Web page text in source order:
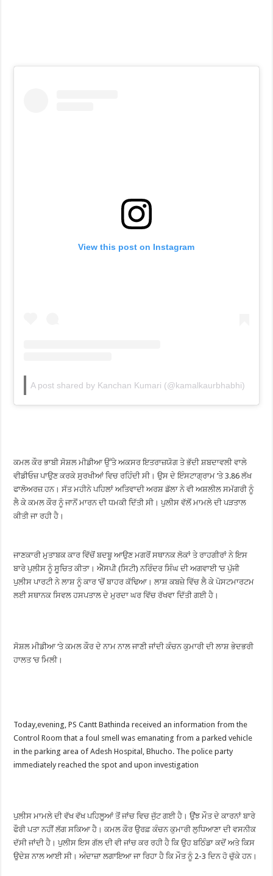
View this post on Instagram
A post shared by Kanchan Kumari (@kamalkaurbhabhi)
ਕਮਲ ਕੌਰ ਭਾਬੀ ਸੋਸ਼ਲ ਮੀਡੀਆ ਉੱਤੇ ਅਕਸਰ ਇਤਰਾਜ਼ਯੋਗ ਤੇ ਭੱਦੀ ਸ਼ਬਦਾਵਲੀ ਵਾਲੇ
ਵੀਡੀਓਜ਼ ਪਾਉਣ ਕਰਕੇ ਸੁਰਖੀਆਂ ਵਿਚ ਰਹਿੰਦੀ ਸੀ। ਉਸ ਦੇ ਇੰਸਟਾਗ੍ਰਾਮ ’ਤੇ 3.86 ਲੱਖ
ਫਾਲੋਅਰਜ਼ ਹਨ। ਸੱਤ ਮਹੀਨੇ ਪਹਿਲਾਂ ਅਤਿਵਾਦੀ ਅਰਸ਼ ਡੱਲਾ ਨੇ ਵੀ ਅਸ਼ਲੀਲ ਸਮੱਗਰੀ ਨੂੰ
ਲੈ ਕੇ ਕਮਲ ਕੌਰ ਨੂੰ ਜਾਨੋਂ ਮਾਰਨ ਦੀ ਧਮਕੀ ਦਿੱਤੀ ਸੀ। ਪੁਲੀਸ ਵੱਲੋਂ ਮਾਮਲੇ ਦੀ ਪੜਤਾਲ
ਕੀਤੀ ਜਾ ਰਹੀ ਹੈ।
ਜਾਣਕਾਰੀ ਮੁਤਾਬਕ ਕਾਰ ਵਿੱਚੋਂ ਬਦਬੂ ਆਉਣ ਮਗਰੋਂ ਸਥਾਨਕ ਲੋਕਾਂ ਤੇ ਰਾਹਗੀਰਾਂ ਨੇ ਇਸ
ਬਾਰੇ ਪੁਲੀਸ ਨੂੰ ਸੂਚਿਤ ਕੀਤਾ। ਐੱਸਪੀ (ਸਿਟੀ) ਨਰਿੰਦਰ ਸਿੰਘ ਦੀ ਅਗਵਾਈ ’ਚ ਪੁੱਜੀ
ਪੁਲੀਸ ਪਾਰਟੀ ਨੇ ਲਾਸ਼ ਨੂੰ ਕਾਰ ’ਚੋਂ ਬਾਹਰ ਕੱਢਿਆ। ਲਾਸ਼ ਕਬਜ਼ੇ ਵਿੱਚ ਲੈ ਕੇ ਪੋਸਟਮਾਰਟਮ
ਲਈ ਸਥਾਨਕ ਸਿਵਲ ਹਸਪਤਾਲ ਦੇ ਮੁਰਦਾ ਘਰ ਵਿੱਚ ਰੱਖਵਾ ਦਿੱਤੀ ਗਈ ਹੈ।
ਸੋਸ਼ਲ ਮੀਡੀਆ ‘ਤੇ ਕਮਲ ਕੌਰ ਦੇ ਨਾਮ ਨਾਲ ਜਾਣੀ ਜਾਂਦੀ ਕੰਚਨ ਕੁਮਾਰੀ ਦੀ ਲਾਸ਼ ਭੇਦਭਰੀ
ਹਾਲਤ ‘ਚ ਮਿਲੀ।
Today,evening, PS Cantt Bathinda received an information from the
Control Room that a foul smell was emanating from a parked vehicle
in the parking area of Adesh Hospital, Bhucho. The police party
immediately reached the spot and upon investigation
ਪੁਲੀਸ ਮਾਮਲੇ ਦੀ ਵੱਖ ਵੱਖ ਪਹਿਲੂਆਂ ਤੋਂ ਜਾਂਚ ਵਿਚ ਜੁੱਟ ਗਈ ਹੈ। ਉਂਝ ਮੌਤ ਦੇ ਕਾਰਨਾਂ ਬਾਰੇ
ਫੌਰੀ ਪਤਾ ਨਹੀਂ ਲੱਗ ਸਕਿਆ ਹੈ। ਕਮਲ ਕੌਰ ਉਰਫ਼ ਕੰਚਨ ਕੁਮਾਰੀ ਲੁਧਿਆਣਾ ਦੀ ਵਸਨੀਕ
ਦੱਸੀ ਜਾਂਦੀ ਹੈ। ਪੁਲੀਸ ਇਸ ਗੱਲ ਦੀ ਵੀ ਜਾਂਚ ਕਰ ਰਹੀ ਹੈ ਕਿ ਉਹ ਬਠਿੰਡਾ ਕਦੋਂ ਅਤੇ ਕਿਸ
ਉਦੇਸ਼ ਨਾਲ ਆਈ ਸੀ। ਅੰਦਾਜ਼ਾ ਲਗਾਇਆ ਜਾ ਰਿਹਾ ਹੈ ਕਿ ਮੌਤ ਨੂੰ 2-3 ਦਿਨ ਹੋ ਚੁੱਕੇ ਹਨ।